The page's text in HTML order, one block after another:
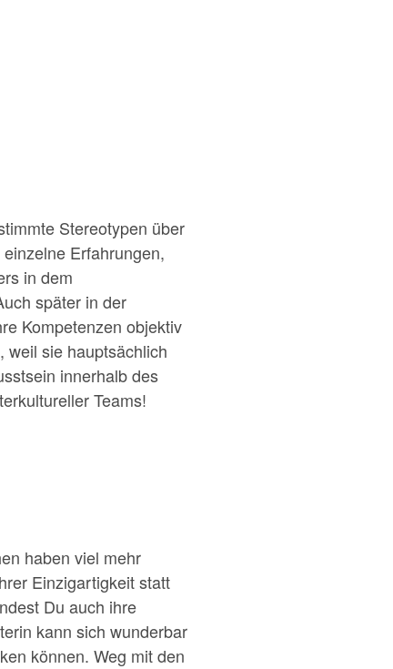
Stereotypen über
Erfahrungen,
in dem
später in der
Kompetenzen objektiv
weil sie hauptsächlich
innerhalb des
Teams!
haben viel mehr
Einzigartigkeit statt
Du auch ihre
kann sich wunderbar
können. Weg mit den